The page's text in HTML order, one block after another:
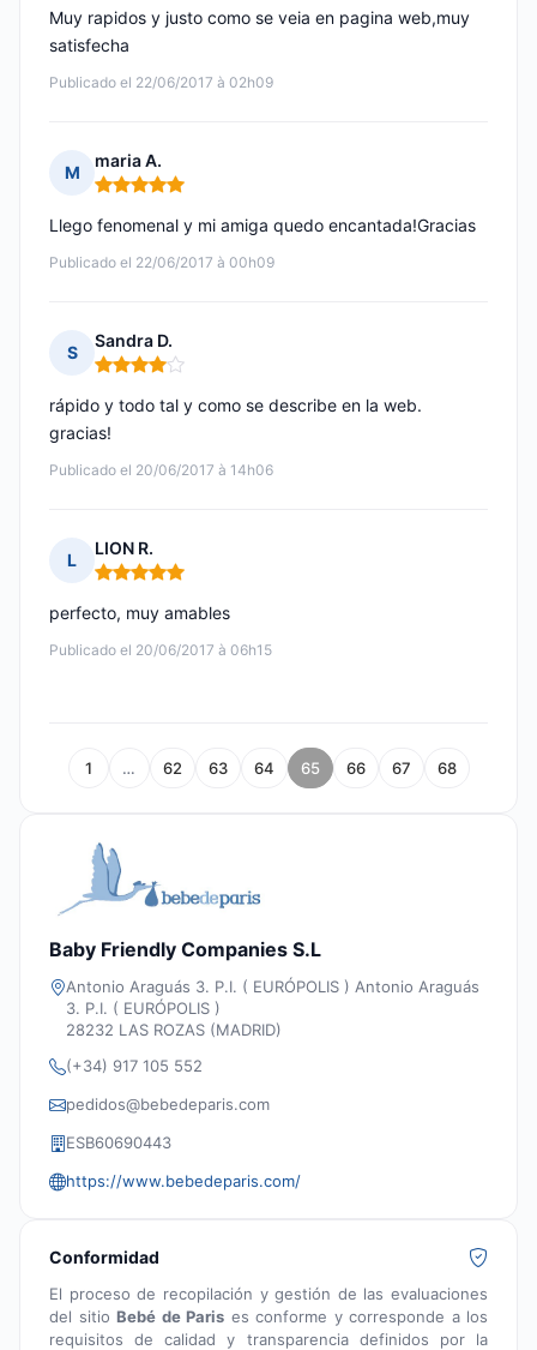
Publicado el 22/06/2017 à 02h09
Muy rapidos y justo como se veia en pagina web,muy
satisfecha
M
maria A.
Nota: 5 de 5
Publicado el 22/06/2017 à 00h09
Llego fenomenal y mi amiga quedo encantada!Gracias
S
Sandra D.
Nota: 4 de 5
Publicado el 20/06/2017 à 14h06
rápido y todo tal y como se describe en la web.
gracias!
L
LION R.
Nota: 5 de 5
Publicado el 20/06/2017 à 06h15
perfecto, muy amables
1 … 62 63 64 65 66 67 68
Baby Friendly Companies S.L
Antonio Araguás 3. P.I. ( EURÓPOLIS ) Antonio Araguás
3. P.I. ( EURÓPOLIS )
28232 LAS ROZAS (MADRID)
(+34) 917 105 552
pedidos@bebedeparis.com
ESB60690443
https://www.bebedeparis.com/
Conformidad
El proceso de recopilación y gestión de las evaluaciones
del sitio Bebé de Paris es conforme y corresponde a los
requisitos de calidad y transparencia definidos por la